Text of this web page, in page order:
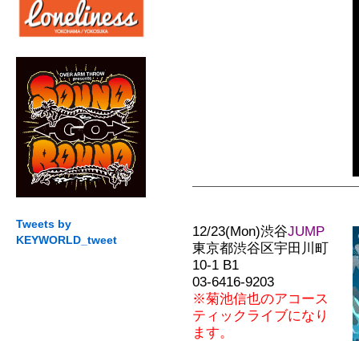
Tweets by
KEYWORLD_tweet
12/23(Mon)渋谷JUMP
東京都渋谷区宇田川町
10-1 B1
03-6416-9203
※菊池信也のアコース
ティックライブになり
ます。